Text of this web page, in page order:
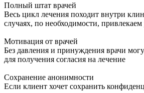
Полный штат врачей
Весь цикл лечения походит внутри
случаях, по необходимости,
Мотивация от врачей
Без давления и принуждения врачи
для получения согласия на лечение
Сохранение анонимности
Если клиент хочет сохранить